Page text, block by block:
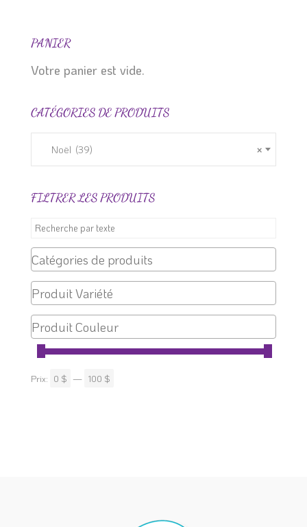
variations.
options
être
choisies
la
du
produit
PANIER
Votre panier est vide.
CATÉGORIES DE PRODUITS
×
Noël (39)
FILTRER LES PRODUITS
Prix: 0 $ — 100 $